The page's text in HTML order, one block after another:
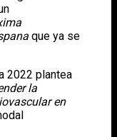
que ya se
2022 plantea
la
en